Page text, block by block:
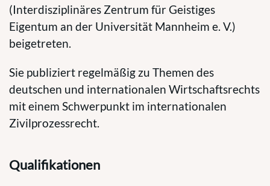
(Interdisziplinäres Zentrum für Geistiges
Eigentum an der Universität Mannheim e. V.)
beigetreten.
Sie publiziert regelmäßig zu Themen des
deutschen und internationalen Wirtschaftsrechts
mit einem Schwerpunkt im internationalen
Zivilprozessrecht.
Qualifikationen